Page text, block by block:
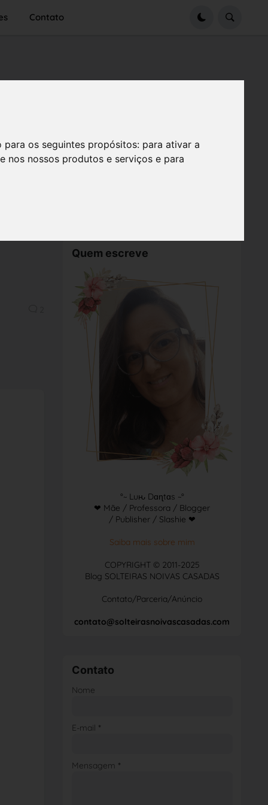
para os seguintes propósitos: para ativar a
nos nossos produtos e serviços e para
Contato
Quem escreve
°~ Luԋ Dɑɳtɑs ~°
❤ Mãe / Professora / Blogger
/ Publisher / Slashie ❤
Saiba mais sobre mim
COPYRIGHT © 2011-2025
Blog SOLTEIRAS NOIVAS CASADAS
Contato/Parceria/Anúncio
contato@solteirasnoivascasadas.com
Contato
Nome
E-mail *
Mensagem *